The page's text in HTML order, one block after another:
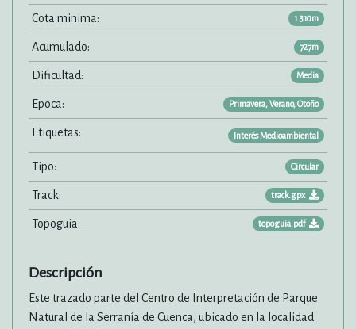
Cota minima: 1.310m
Acumulado: 727m
Dificultad: Media
Epoca: Primavera, Verano, Otoño
Etiquetas: Interés Medioambiental
Tipo: Circular
Track: track.gpx
Topoguia: topoguia.pdf
Descripción
Este trazado parte del Centro de Interpretación de Parque
Natural de la Serranía de Cuenca, ubicado en la localidad